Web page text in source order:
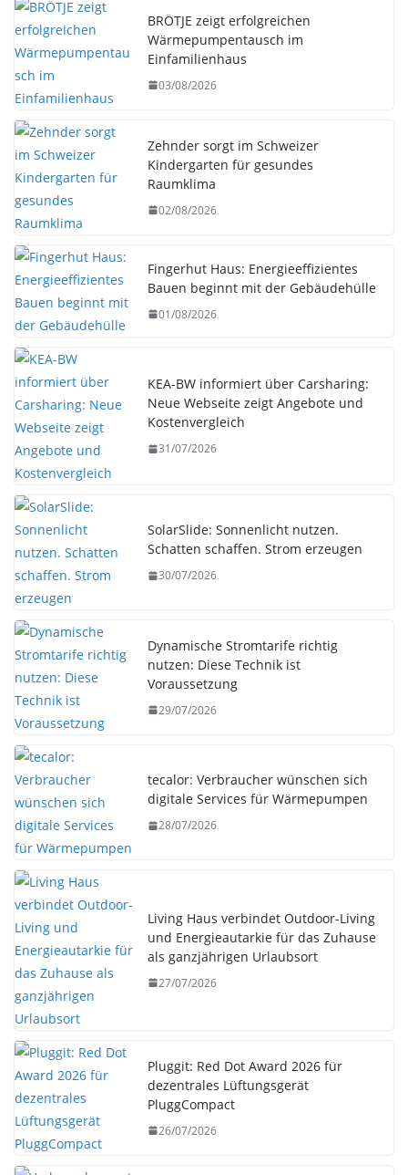
BRÖTJE zeigt erfolgreichen
Wärmepumpentausch im
Einfamilienhaus
03/08/2026
Zehnder sorgt im Schweizer
Kindergarten für gesundes
Raumklima
02/08/2026
Fingerhut Haus: Energieeffizientes
Bauen beginnt mit der Gebäudehülle
01/08/2026
KEA-BW informiert über Carsharing:
Neue Webseite zeigt Angebote und
Kostenvergleich
31/07/2026
SolarSlide: Sonnenlicht nutzen.
Schatten schaffen. Strom erzeugen
30/07/2026
Dynamische Stromtarife richtig
nutzen: Diese Technik ist
Voraussetzung
29/07/2026
tecalor: Verbraucher wünschen sich
digitale Services für Wärmepumpen
28/07/2026
Living Haus verbindet Outdoor-Living
und Energieautarkie für das Zuhause
als ganzjährigen Urlaubsort
27/07/2026
Pluggit: Red Dot Award 2026 für
dezentrales Lüftungsgerät
PluggCompact
26/07/2026